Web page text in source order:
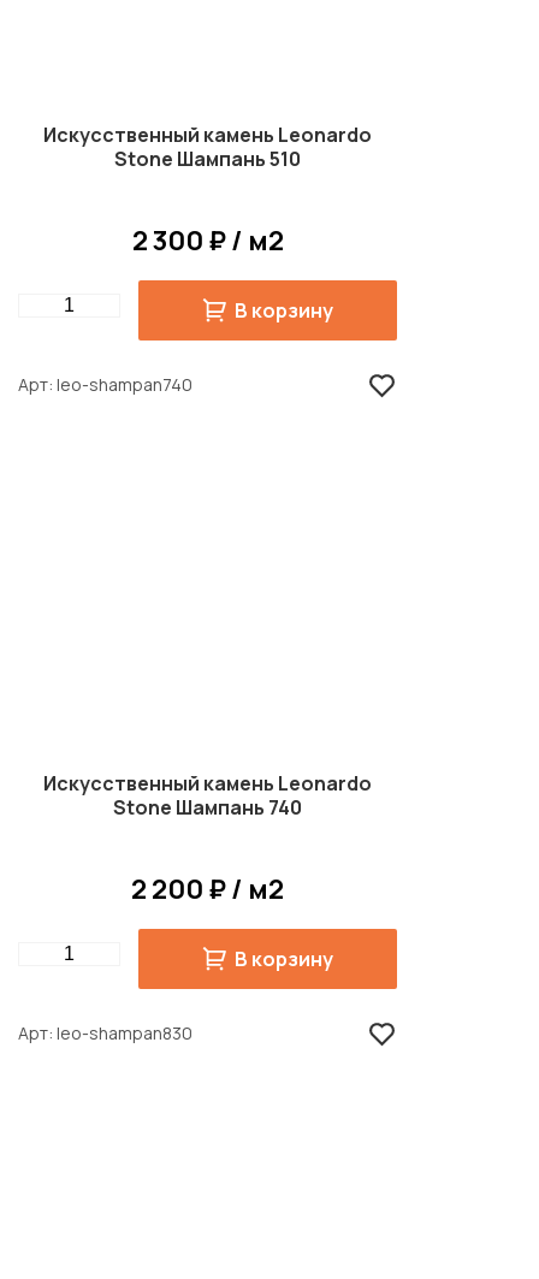
Искусственный камень Leonardo
Stone Шампань 510
2 300 ₽ / м2
Quantity В корзину
Арт leo-shampan740
Искусственный камень Leonardo
Stone Шампань 740
2 200 ₽ / м2
Quantity В корзину
Арт leo-shampan830